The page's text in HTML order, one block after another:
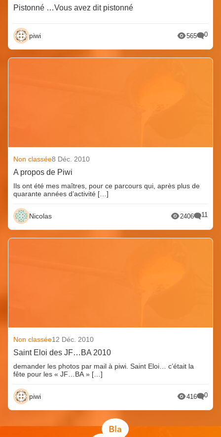
Pistonné …Vous avez dit pistonné
piwi 565 0
Non classée8 Déc. 2010
A propos de Piwi
Ils ont été mes maîtres, pour ce parcours qui, après plus de
quarante années d’activité […]
Nicolas 2406 11
Non classée12 Déc. 2010
Saint Eloi des JF…BA 2010
demander les photos par mail à piwi. Saint Eloi… c’était la
fête pour les « JF…BA » […]
piwi 416 0